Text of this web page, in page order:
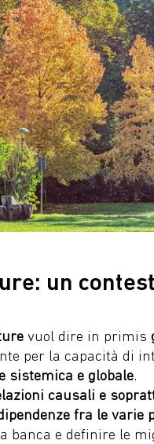
un
vuol dire in primis
per la capacità di
sistemica e globale.
causali e
fra le varie
banca e definire le